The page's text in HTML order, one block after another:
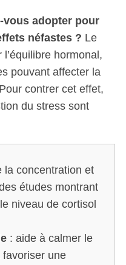
vous adopter pour
néfastes ? Le
hormonal,
pouvant affecter la
contrer cet effet,
du stress sont
la concentration et
études montrant
niveau de cortisol
: aide à calmer le
une